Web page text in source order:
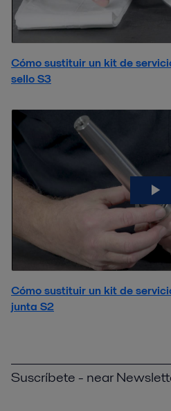
Cómo sustituir un kit de
sello S3
Cómo sustituir un kit de
junta S2
Suscríbete - near